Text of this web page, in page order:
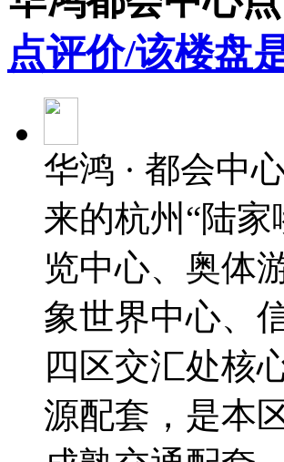
点评价/该楼盘
华鸿 · 都会中
来的杭州“陆
览中心、奥体
象世界中心、
四区交汇处核
源配套，是本